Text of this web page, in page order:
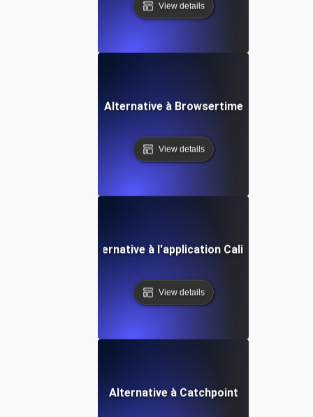
View details
Alternative à Browsertime
View details
Alternative à l'application Calibre
View details
Alternative à Catchpoint